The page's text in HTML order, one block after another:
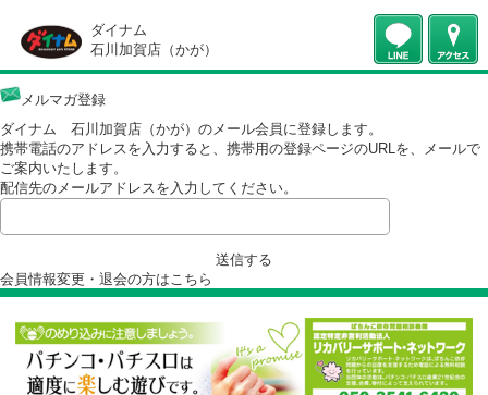
ダイナム
石川加賀店（かが）
メルマガ登録
ダイナム 石川加賀店（かが）のメール会員に登録します。
携帯電話のアドレスを入力すると、携帯用の登録ページのURLを、メー
ご案内いたします。
配信先のメールアドレスを入力してください。
会員情報変更・退会の方はこちら